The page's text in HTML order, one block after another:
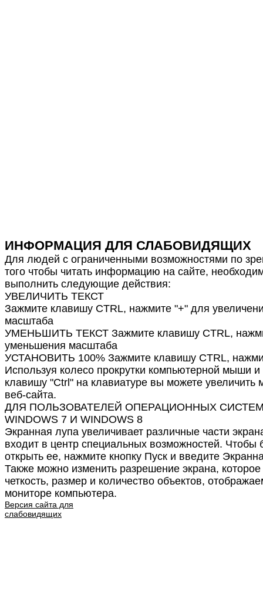
ИНФОРМАЦИЯ ДЛЯ СЛАБОВИДЯЩИХ
Для людей с ограниченными возможностями по
того чтобы читать информацию на сайте,
выполнить следующие действия:
УВЕЛИЧИТЬ ТЕКСТ
Зажмите клавишу CTRL, нажмите "+" для
масштаба
УМЕНЬШИТЬ ТЕКСТ Зажмите клавишу CTRL,
уменьшения масштаба
УСТАНОВИТЬ 100% Зажмите клавишу CTRL,
Используя колесо прокрутки компьютерной мыши
клавишу "Ctrl" на клавиатуре вы можете увеличить
веб-сайта.
ДЛЯ ПОЛЬЗОВАТЕЛЕЙ ОПЕРАЦИОННЫХ
WINDOWS 7 И WINDOWS 8
Экранная лупа увеличивает различные части
входит в центр специальных возможностей. Чтобы
открыть ее, нажмите кнопку Пуск и введите
Также можно изменить разрешение экрана,
четкость, размер и количество объектов,
мониторе компьютера.
Версия сайта для
слабовидящих